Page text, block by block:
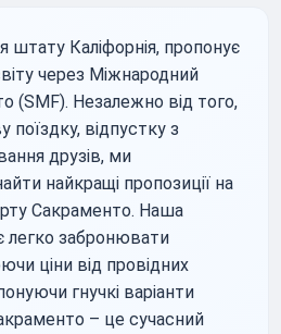
штату Каліфорнія, пропонує
через Міжнародний
(SMF). Незалежно від того,
поїздку, відпустку з
друзів, ми
найкращі пропозиції на
Сакраменто. Наша
легко забронювати
ціни від провідних
гнучкі варіанти
– це сучасний